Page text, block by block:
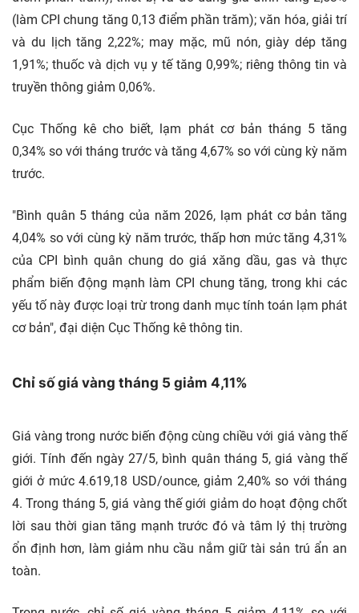
(làm CPI chung tăng 0,13 điểm phần trăm); văn hóa, giải trí
và du lịch tăng 2,22%; may mặc, mũ nón, giày dép tăng
1,91%; thuốc và dịch vụ y tế tăng 0,99%; riêng thông tin và
truyền thông giảm 0,06%.
Cục Thống kê cho biết, lạm phát cơ bản tháng 5 tăng
0,34% so với tháng trước và tăng 4,67% so với cùng kỳ năm
trước.
"Bình quân 5 tháng của năm 2026, lạm phát cơ bản tăng
4,04% so với cùng kỳ năm trước, thấp hơn mức tăng 4,31%
của CPI bình quân chung do giá xăng dầu, gas và thực
phẩm biến động mạnh làm CPI chung tăng, trong khi các
yếu tố này được loại trừ trong danh mục tính toán lạm phát
cơ bản", đại diện Cục Thống kê thông tin.
Chỉ số giá vàng tháng 5 giảm 4,11%
Giá vàng trong nước biến động cùng chiều với giá vàng thế
giới. Tính đến ngày 27/5, bình quân tháng 5, giá vàng thế
giới ở mức 4.619,18 USD/ounce, giảm 2,40% so với tháng
4. Trong tháng 5, giá vàng thế giới giảm do hoạt động chốt
lời sau thời gian tăng mạnh trước đó và tâm lý thị trường
ổn định hơn, làm giảm nhu cầu nắm giữ tài sản trú ẩn an
toàn.